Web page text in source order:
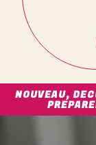
NOUVEAU,